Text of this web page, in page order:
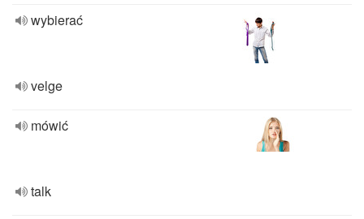
wybierać
velge
mówić
talk